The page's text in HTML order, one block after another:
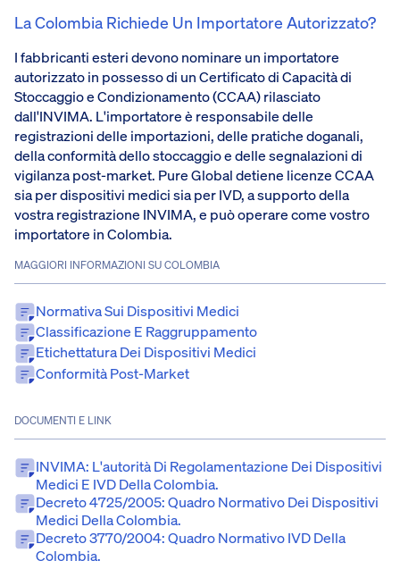
La Colombia Richiede Un Importatore Autorizzato?
I fabbricanti esteri devono nominare un importatore
autorizzato in possesso di un Certificato di Capacità di
Stoccaggio e Condizionamento (CCAA) rilasciato
dall'INVIMA. L'importatore è responsabile delle
registrazioni delle importazioni, delle pratiche doganali,
della conformità dello stoccaggio e delle segnalazioni di
vigilanza post-market. Pure Global detiene licenze CCAA
sia per dispositivi medici sia per IVD, a supporto della
vostra registrazione INVIMA, e può operare come vostro
importatore in Colombia.
MAGGIORI INFORMAZIONI SU COLOMBIA
Normativa Sui Dispositivi Medici
Classificazione E Raggruppamento
Etichettatura Dei Dispositivi Medici
Conformità Post-Market
DOCUMENTI E LINK
INVIMA: L'autorità Di Regolamentazione Dei Dispositivi
Medici E IVD Della Colombia.
Decreto 4725/2005: Quadro Normativo Dei Dispositivi
Medici Della Colombia.
Decreto 3770/2004: Quadro Normativo IVD Della
Colombia.